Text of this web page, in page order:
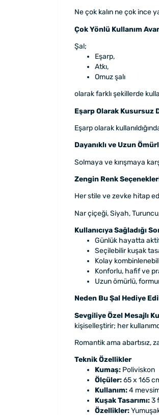
Ne çok kalın ne çok ince
Çok Yönlü Kullanım
Şal;
Eşarp,
Atkı,
Omuz şalı
olarak farklı şekillerde
Eşarp Olarak Kusursuz
Eşarp olarak
Dayanıklı ve Uzun
Solmaya ve kırışmaya
Zengin Renk
Her stile ve zevke hitap
Nar çiçeği, Siyah,
Kullanıcıya Sağladığı
Günlük hayatta
Seçilebilir kuşak
Kolay
Konforlu, hafif ve
Uzun ömürlü,
Neden Bu Şal Hediye
Sevgiliye Özel Mesajlı
kişiselleştirir; her
Romantik ama abartısız,
Teknik Özellikler
Kumaş: Poliviskon
Ölçüler:65 x 165
Kullanım:4
Kuşak Tasarımı:3
Özellikler: